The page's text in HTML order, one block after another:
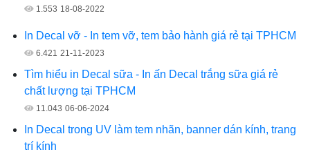
1.553 18-08-2022
In Decal vỡ - In tem vỡ, tem bảo hành giá rẻ tại TPHCM
6.421 21-11-2023
Tìm hiểu in Decal sữa - In ấn Decal trắng sữa giá rẻ
chất lượng tại TPHCM
11.043 06-06-2024
In Decal trong UV làm tem nhãn, banner dán kính, trang
trí kính